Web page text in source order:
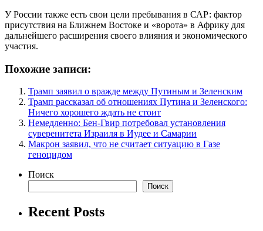
У России также есть свои цели пребывания в САР: фактор
присутствия на Ближнем Востоке и «ворота» в Африку для
дальнейшего расширения своего влияния и экономического
участия.
Похожие записи:
Трамп заявил о вражде между Путиным и Зеленским
Трамп рассказал об отношениях Путина и Зеленского:
Ничего хорошего ждать не стоит
Немедленно: Бен-Гвир потребовал установления
суверенитета Израиля в Иудее и Самарии
Макрон заявил, что не считает ситуацию в Газе
геноцидом
Поиск
Поиск
Recent Posts